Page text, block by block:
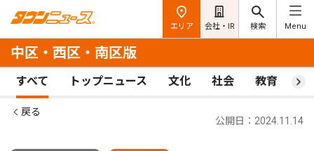
エリア 会社・IR 検索 Menu
中区・西区・南区版
すべて トップニュース 文化 社会 教育 ス
戻る
公開日：2024.11.14